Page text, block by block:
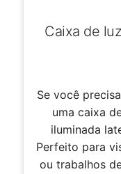
Caixa de
Se você
uma caixa
iluminada
Perfeito para
ou trabalhos